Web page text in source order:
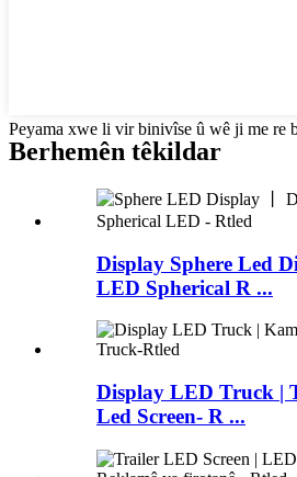
Peyama xwe li vir binivîse û wê ji me re
Berhemên têkildar
Display Sphere Led
LED Spherical R ...
Display LED Truck |
Led Screen- R ...